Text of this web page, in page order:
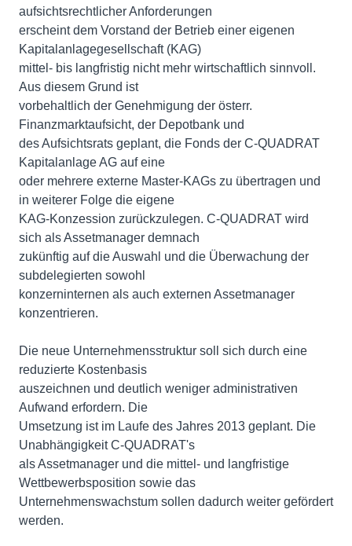
aufsichtsrechtlicher Anforderungen
erscheint dem Vorstand der Betrieb einer eigenen
Kapitalanlagegesellschaft (KAG)
mittel- bis langfristig nicht mehr wirtschaftlich sinnvoll.
Aus diesem Grund ist
vorbehaltlich der Genehmigung der österr.
Finanzmarktaufsicht, der Depotbank und
des Aufsichtsrats geplant, die Fonds der C-QUADRAT
Kapitalanlage AG auf eine
oder mehrere externe Master-KAGs zu übertragen und
in weiterer Folge die eigene
KAG-Konzession zurückzulegen. C-QUADRAT wird
sich als Assetmanager demnach
zukünftig auf die Auswahl und die Überwachung der
subdelegierten sowohl
konzerninternen als auch externen Assetmanager
konzentrieren.
Die neue Unternehmensstruktur soll sich durch eine
reduzierte Kostenbasis
auszeichnen und deutlich weniger administrativen
Aufwand erfordern. Die
Umsetzung ist im Laufe des Jahres 2013 geplant. Die
Unabhängigkeit C-QUADRAT's
als Assetmanager und die mittel- und langfristige
Wettbewerbsposition sowie das
Unternehmenswachstum sollen dadurch weiter gefördert
werden.